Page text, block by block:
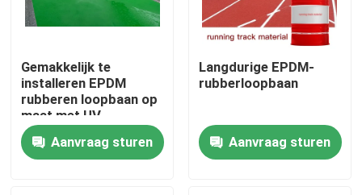
Huis
Producten
Gemakkelijk te
installeren EPDM
rubberen loopbaan op
maat met UV-
flexibiliteit
Aanvraag sturen
Langdurige EPDM-
rubberloopbaan
Aanvraag sturen